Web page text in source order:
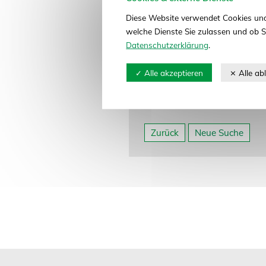
Telefon: 04131 7480-01
Telefax: 04131 7480-680
E-Mail:boehm@boehm-
Website:www.boehm-
Neue Suche
Diese Website verwendet Cookies
welche Dienste Sie zulassen und ob
Datenschutzerklärung.